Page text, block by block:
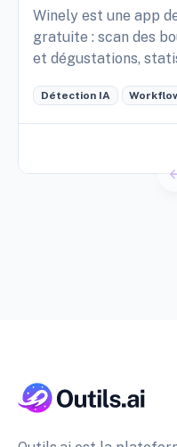
Winely est une app
gratuite : scan des
et dégustations,
Détection IA